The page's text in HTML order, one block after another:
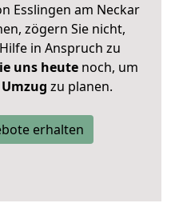
Esslingen am Neckar
zögern Sie nicht,
in Anspruch zu
uns heutenoch, um
zu planen.
erhalten